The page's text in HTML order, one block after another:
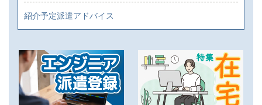
紹介予定派遣アドバイス